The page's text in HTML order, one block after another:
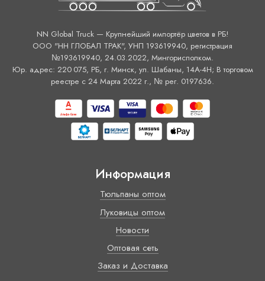
NN Global Truck — Крупнейший импортёр цветов в РБ!
ООО "НН ГЛОБАЛ ТРАК", УНП 193619940, регистрация
№193619940, 24.03.2022, Мингорисполком.
Юр. адрес: 220 075, РБ, г. Минск, ул. Шабаны, 14А-4H; В торговом
реестре с 24 Марта 2022 г., № рег. 0197636.
Информация
Тюльпаны оптом
Луковицы оптом
Новости
Оптовая сеть
Заказ и Доставка